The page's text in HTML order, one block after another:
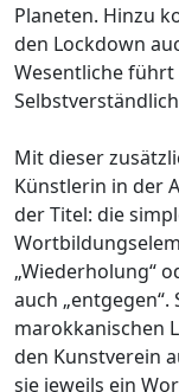
Planeten. Hinzu
den Lockdown
Wesentliche
Mit dieser
Künstlerin in der
der Titel: die
„Wiederholung“
auch
marokkanischen
den Kunstverein
sie jeweils ein